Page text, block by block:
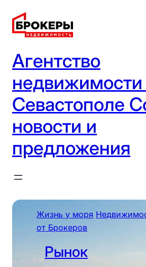
Перейти
содержимому
Агентство
недвижимости
Севастополе
новости и
предложения
Жизнь у моря
от Брокеров
Рынок